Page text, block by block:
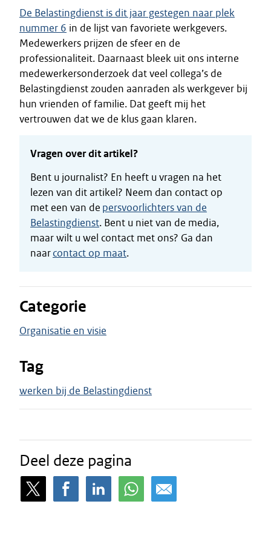
De Belastingdienst is dit jaar gestegen naar plek
nummer 6 in de lijst van favoriete werkgevers.
Medewerkers prijzen de sfeer en de
professionaliteit. Daarnaast bleek uit ons interne
medewerkersonderzoek dat veel collega’s de
Belastingdienst zouden aanraden als werkgever bij
hun vrienden of familie. Dat geeft mij het
vertrouwen dat we de klus gaan klaren.
Vragen over dit artikel?
Bent u journalist? En heeft u vragen na het
lezen van dit artikel? Neem dan contact op
met een van de persvoorlichters van de
Belastingdienst. Bent u niet van de media,
maar wilt u wel contact met ons? Ga dan
naarcontact op maat.
Categorie
Organisatie en visie
Tag
werken bij de Belastingdienst
Deel deze pagina